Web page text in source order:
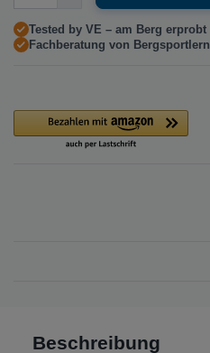
Tested by VE – am Berg erprobt
Fachberatung von Bergsportlern
Beschreibung